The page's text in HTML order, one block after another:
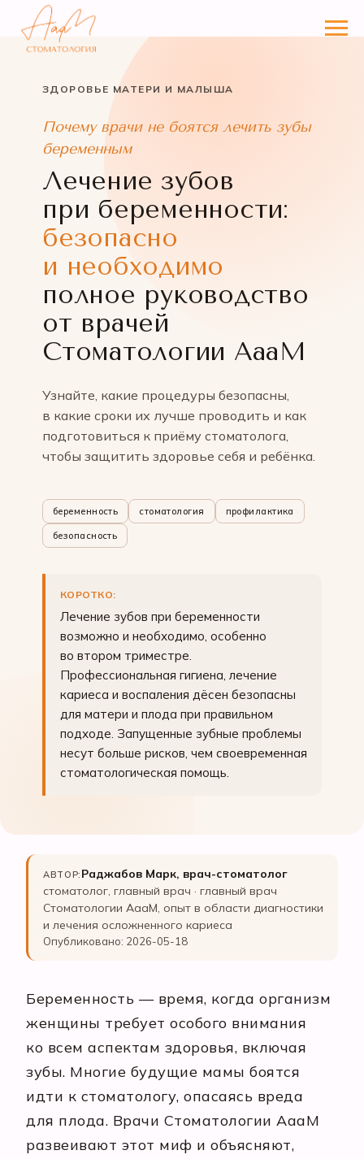
ЗДОРОВЬЕ МАТЕРИ И МАЛЫША
Почему врачи не боятся лечить зубы
беременным
Лечение зубов
при беременности:
безопасно
и необходимо
полное руководство
от врачей
Стоматологии АааМ
Узнайте, какие процедуры безопасны,
в какие сроки их лучше проводить и как
подготовиться к приёму стоматолога,
чтобы защитить здоровье себя и ребёнка.
беременность стоматология профилактика
безопасность
КОРОТКО:
Лечение зубов при беременности
возможно и необходимо, особенно
во втором триместре.
Профессиональная гигиена, лечение
кариеса и воспаления дёсен безопасны
для матери и плода при правильном
подходе. Запущенные зубные проблемы
несут больше рисков, чем своевременная
стоматологическая помощь.
АВТОР: Раджабов Марк, врач-стоматолог
стоматолог, главный врач · главный врач
Стоматологии АааМ, опыт в области диагностики
и лечения осложненного кариеса
Опубликовано: 2026-05-18
Беременность — время, когда организм
женщины требует особого внимания
ко всем аспектам здоровья, включая
зубы. Многие будущие мамы боятся
идти к стоматологу, опасаясь вреда
для плода. Врачи Стоматологии АааМ
развеивают этот миф и объясняют,